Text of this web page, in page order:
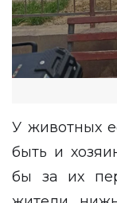
У животных
быть и
бы за их